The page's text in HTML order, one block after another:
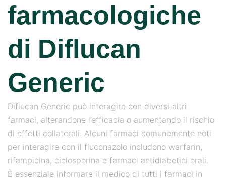
farmacologiche
di Diflucan
Generic
Diflucan Generic può interagire con diversi altri
farmaci, alterandone l’efficacia o aumentando il rischio
di effetti collaterali. Alcuni farmaci comunemente noti
per interagire con il fluconazolo includono warfarin,
rifampicina, ciclosporina e farmaci antidiabetici orali.
È essenziale informare il medico di tutti i farmaci in